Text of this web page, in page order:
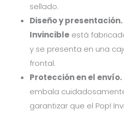
sellado.
Diseño y presentación.
Invincible está
y se presenta en una
frontal.
Protección en el envío.
embala
garantizar que el Pop!